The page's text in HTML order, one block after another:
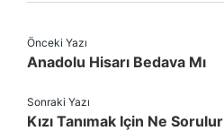
Önceki Yazı
Anadolu Hisarı Bedava Mı
Sonraki Yazı
Kızı Tanımak Için Ne Sorulur